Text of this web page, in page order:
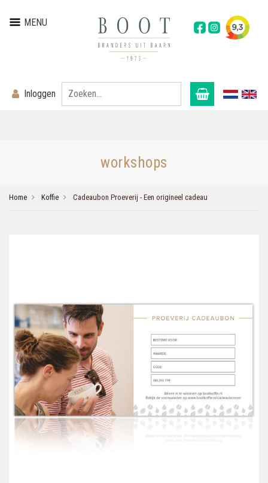
MENU
Inloggen
workshops
Home Koffie Cadeaubon Proeverij - Een origineel cadeau